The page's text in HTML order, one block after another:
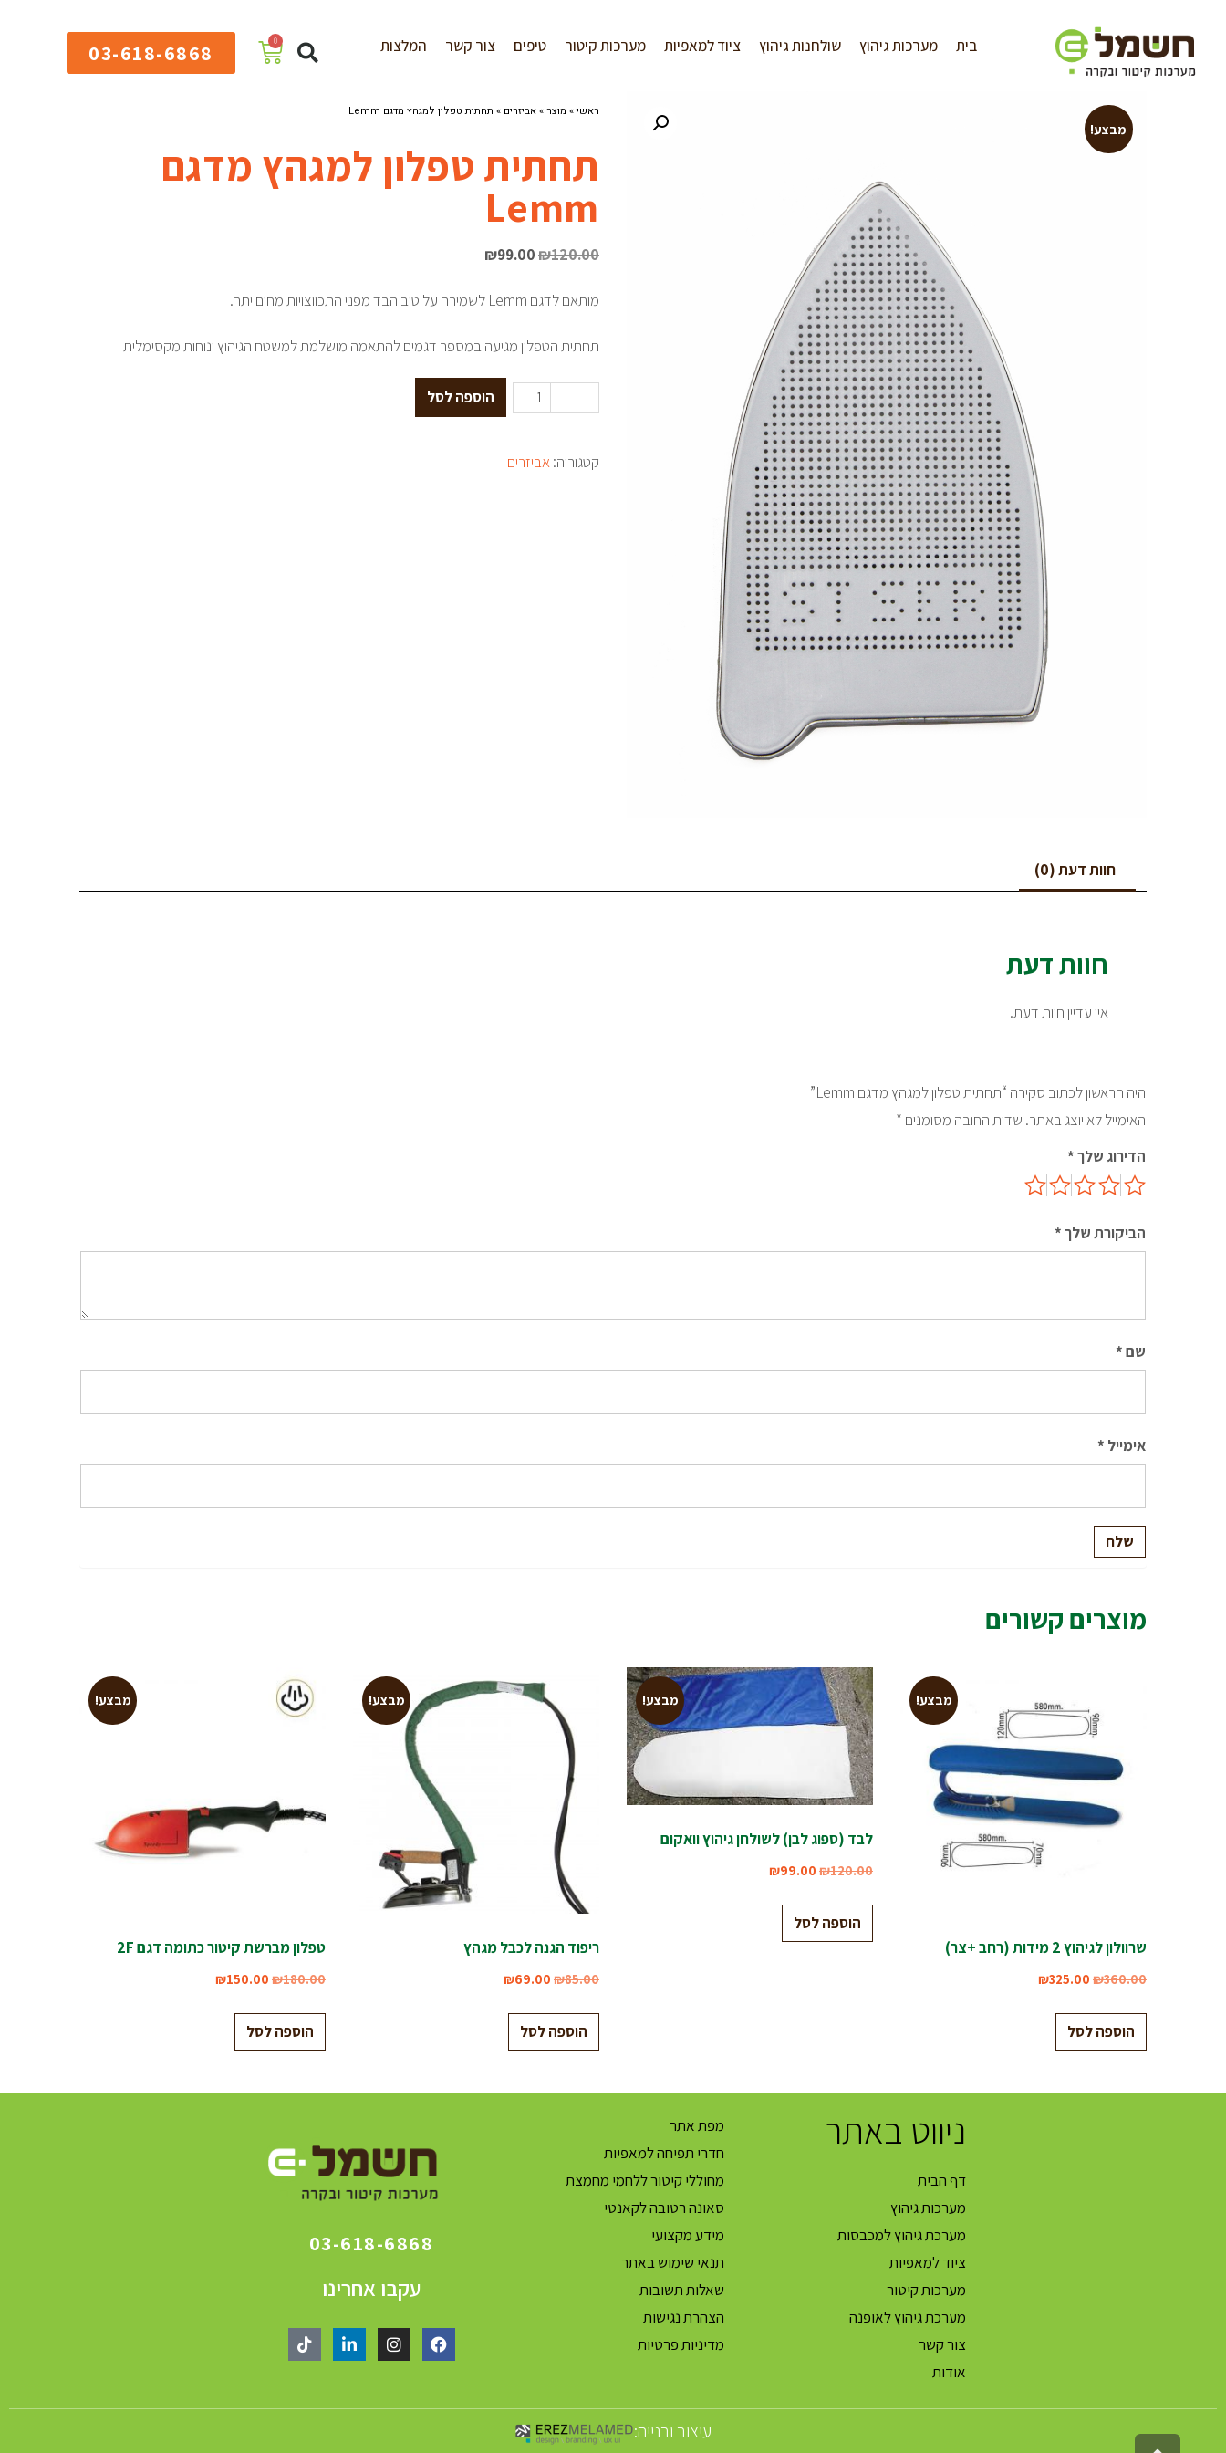
בית
מערכות גיהוץ שולחנות גיהוץ ציוד למאפיות מערכות קיטור טיפים צור קשר המלצות 0
03-618-6868
מבצע!
ראשי» מוצר»אביזרים » תחתית טפלון למגהץ מדגם Lemm
תחתית טפלון למגהץ מדגם
Lemm
₪120.00
₪99.00
מותאם לדגם Lemm לשמירה על טיב הבד מפני התכווצויות מחום יתר.
תחתית הטפלון מגיעה במספר דגמים להתאמה מושלמת למשטח הגיהוץ ונוחות מקסימלית
הוספה לסל
קטגוריה:אביזרים
חוות דעת (0)
חוות דעת
אין עדיין חוות דעת.
היה הראשון לכתוב סקירה “תחתית טפלון למגהץ מדגם Lemm”
האימייל לא יוצג באתר. שדות החובה מסומנים *
הדירוג שלך*
הביקורת שלך*
שם*
אימייל *
מוצרים קשורים
מבצע!
שרוולון לגיהוץ 2 מידות (רחב +צר)
₪360.00
₪325.00
הוספה לסל
מבצע!
לבד (ספוג לבן) לשולחן גיהוץ וואקום
₪120.00
₪99.00
הוספה לסל
מבצע!
ריפוד הגנה לכבל מגהץ
₪85.00
₪69.00
הוספה לסל
מבצע!
טפלון מברשת קיטור כתומה דגם 2F
₪180.00
₪150.00
הוספה לסל
ניווט באתר
דף הבית
מערכות גיהוץ
מערכת גיהוץ למכבסות
ציוד למאפיות
מערכות קיטור
מערכת גיהוץ לאופנה
צור קשר
אודות
מפת אתר
חדרי תפיחה למאפיות
מחוללי קיטור ללחמי מחמצת
סאונה רטובה לקאנטי
מידע מקצועי
תנאי שימוש באתר
שאלות תשובות
הצהרת נגישות
מדיניות פרטיות
03-618-6868
עקבו אחרינו
עיצוב ובנייה: